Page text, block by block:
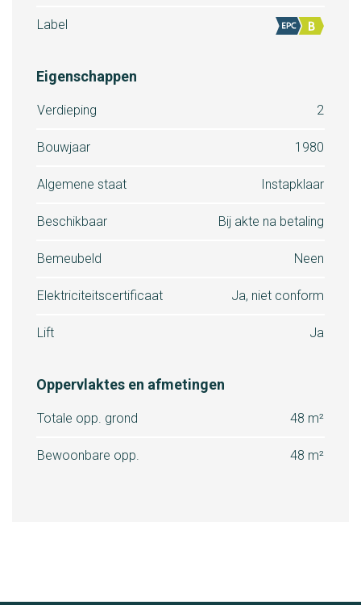
Label
Eigenschappen
Verdieping 2
Bouwjaar 1980
Algemene staat Instapklaar
Beschikbaar Bij akte na betaling
Bemeubeld Neen
Elektriciteitscertificaat Ja, niet conform
Lift Ja
Oppervlaktes en afmetingen
Totale opp. grond 48 m²
Bewoonbare opp. 48 m²